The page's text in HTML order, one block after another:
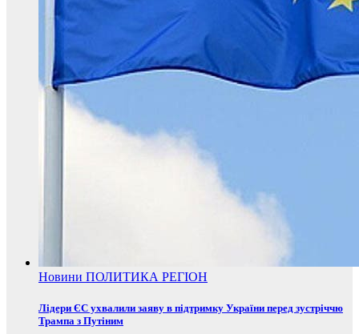
Новини ПОЛИТИКА РЕГІОН
Лідери ЄС ухвалили заяву в підтримку України перед зустріччю
Трампа з Путіним